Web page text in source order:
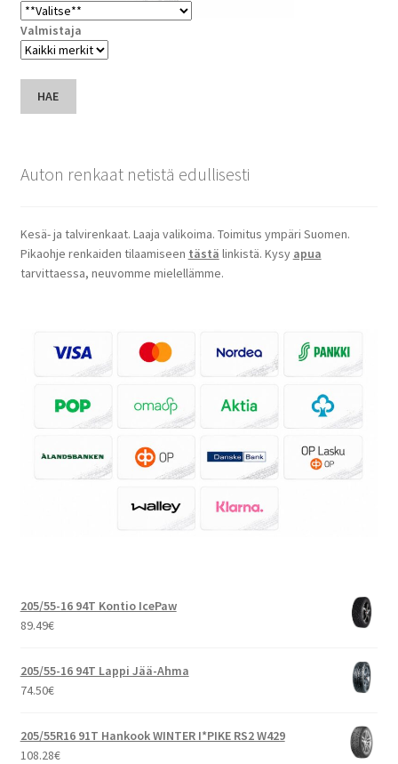
Valmistaja
HAE
Auton renkaat netistä edullisesti
Kesä- ja talvirenkaat. Laaja valikoima. Toimitus ympäri Suomen.
Pikaohje renkaiden tilaamiseen tästä linkistä. Kysy apua
tarvittaessa, neuvomme mielellämme.
205/55-16 94T Kontio IcePaw
89.49€
205/55-16 94T Lappi Jää-Ahma
74.50€
205/55R16 91T Hankook WINTER I*PIKE RS2 W429
108.28€